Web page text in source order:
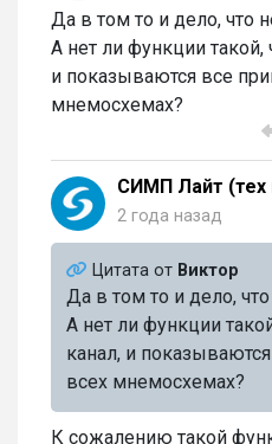
Да в том то и дело, что
А нет ли функции
и показываются все
мнемосхемах?
СИМП Лайт
2 года назад
Цитата от Виктор
Да в том то и дело,
А нет ли функции
канал, и
всех мнемосхемах?
К сожалению такой